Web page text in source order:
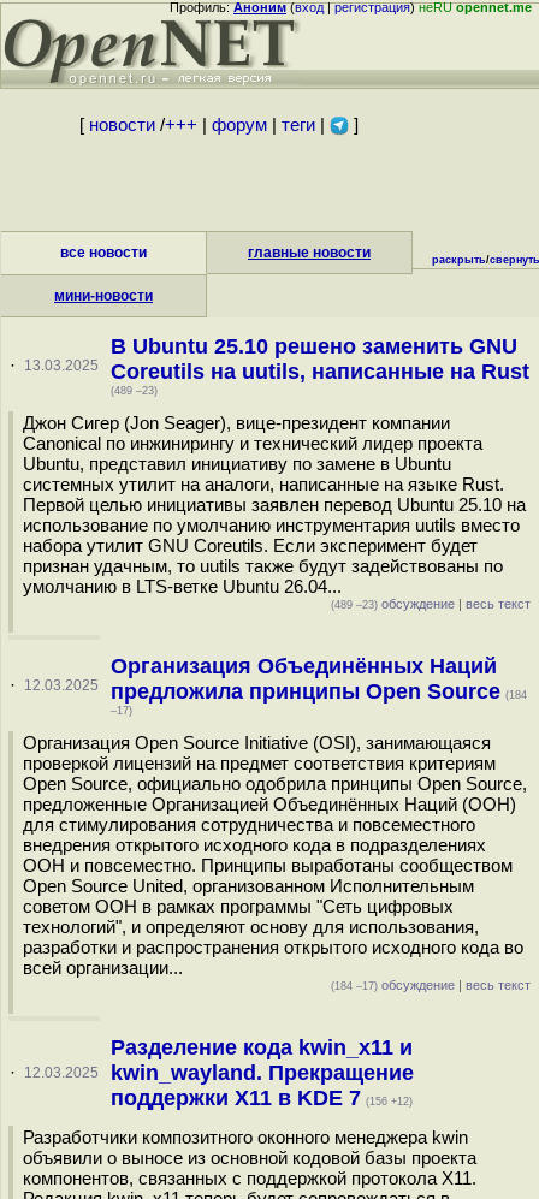
Профиль:Аноним(вход|регистрация)неRUopennet.me
[ новости/+++ форум| теги| ]
все новости главные новости
мини-новости
раскрыть/свернуть
· 13.03.2025
В Ubuntu 25.10 решено заменить GNU
Coreutils на uutils, написанные на Rust
(489 –23)
Джон Сигер (Jon Seager), вице-президент компании
Canonical по инжинирингу и технический лидер проекта
Ubuntu, представил инициативу по замене в Ubuntu
системных утилит на аналоги, написанные на языке Rust.
Первой целью инициативы заявлен перевод Ubuntu 25.10 на
использование по умолчанию инструментария uutils вместо
набора утилит GNU Coreutils. Если эксперимент будет
признан удачным, то uutils также будут задействованы по
умолчанию в LTS-ветке Ubuntu 26.04...
(489 –23) обсуждение | весь текст
· 12.03.2025
Организация Объединённых Наций
предложила принципы Open Source (184
–17)
Организация Open Source Initiative (OSI), занимающаяся
проверкой лицензий на предмет соответствия критериям
Open Source, официально одобрила принципы Open Source,
предложенные Организацией Объединённых Наций (ООН)
для стимулирования сотрудничества и повсеместного
внедрения открытого исходного кода в подразделениях
ООН и повсеместно. Принципы выработаны сообществом
Open Source United, организованном Исполнительным
советом ООН в рамках программы "Сеть цифровых
технологий", и определяют основу для использования,
разработки и распространения открытого исходного кода во
всей организации...
(184 –17) обсуждение | весь текст
· 12.03.2025
Разделение кода kwin_x11 и
kwin_wayland. Прекращение
поддержки X11 в KDE 7 (156 +12)
Разработчики композитного оконного менеджера kwin
объявили о выносе из основной кодовой базы проекта
компонентов, связанных с поддержкой протокола X11.